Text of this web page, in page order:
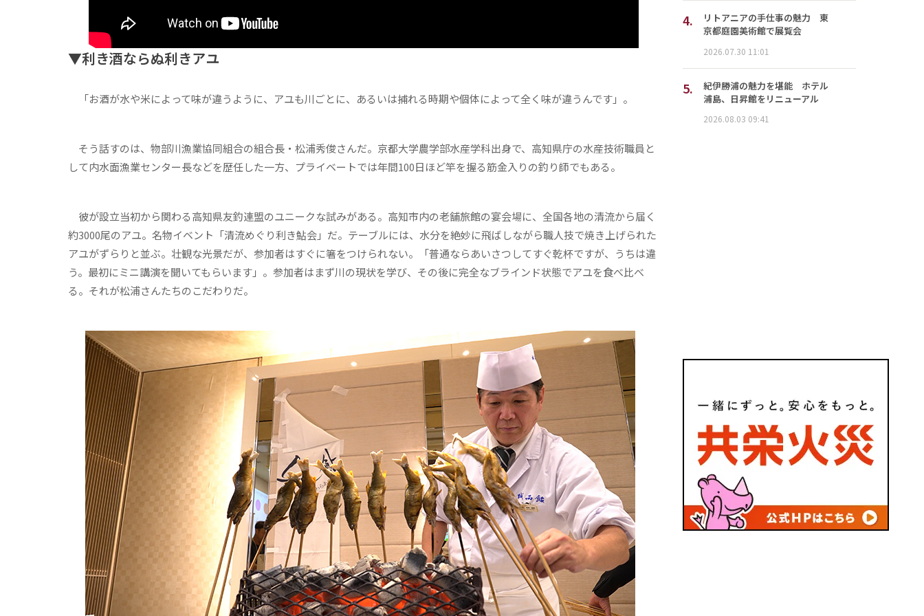
▼利き酒ならぬ利きアユ
「お酒が水や米によって味が違うように、アユも川ごとに、あるいは捕れる時期や個体によって全く味が違うんです」。
そう話すのは、物部川漁業協同組合の組合長・松浦秀俊さんだ。京都大学農学部水産学科出身で、高知県庁の水産技術職員と
して内水面漁業センター長などを歴任した一方、プライベートでは年間100日ほど竿を握る筋金入りの釣り師でもある。
彼が設立当初から関わる高知県友釣連盟のユニークな試みがある。高知市内の老舗旅館の宴会場に、全国各地の清流から届く
約3000尾のアユ。名物イベント「清流めぐり利き鮎会」だ。テーブルには、水分を絶妙に飛ばしながら職人技で焼き上げられた
アユがずらりと並ぶ。壮観な光景だが、参加者はすぐに箸をつけられない。「普通ならあいさつしてすぐ乾杯ですが、うちは違
う。最初にミニ講演を聞いてもらいます」。参加者はまず川の現状を学び、その後に完全なブラインド状態でアユを食べ比べ
る。それが松浦さんたちのこだわりだ。
4.
リトアニアの手仕事の魅力 東
京都庭園美術館で展覧会
2026.07.30 11:01
5.
紀伊勝浦の魅力を堪能 ホテル
浦島、日昇館をリニューアル
2026.08.03 09:41